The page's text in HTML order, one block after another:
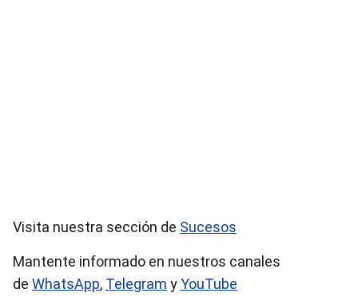
Visita nuestra sección de Sucesos
Mantente informado en nuestros canales
de WhatsApp, Telegram yYouTube